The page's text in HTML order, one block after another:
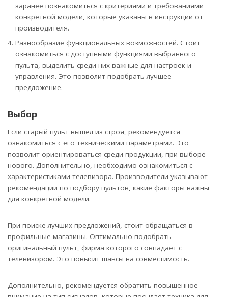
заранее познакомиться с критериями и требованиями
конкретной модели, которые указаны в инструкции от
производителя.
Разнообразие функциональных возможностей. Стоит
ознакомиться с доступными функциями выбранного
пульта, выделить среди них важные для настроек и
управления. Это позволит подобрать лучшее
предложение.
Выбор
Если старый пульт вышел из строя, рекомендуется
ознакомиться с его техническими параметрами. Это
позволит ориентироваться среди продукции, при выборе
нового. Дополнительно, необходимо ознакомиться с
характеристиками телевизора. Производители указывают
рекомендации по подбору пультов, какие факторы важны
для конкретной модели.
При поиске лучших предложений, стоит обращаться в
профильные магазины. Оптимально подобрать
оригинальный пульт, фирма которого совпадает с
телевизором. Это повысит шансы на совместимость.
Дополнительно, рекомендуется обратить повышенное